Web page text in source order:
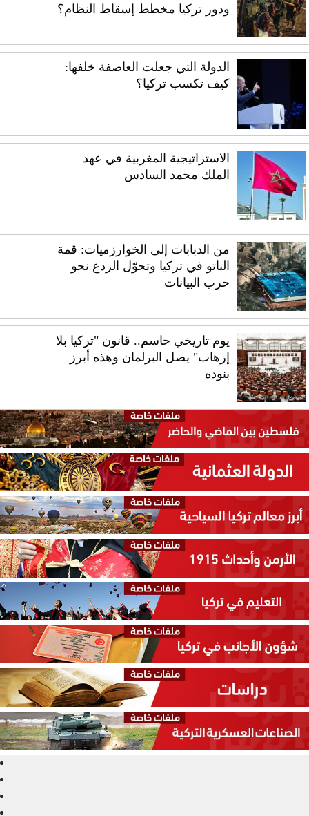
ودور تركيا مخطط إسقاط النظام؟
الدولة التي جعلت العاصفة خلفها:
كيف تكسب تركيا؟
الاستراتيجية المغربية في عهد
الملك محمد السادس
من الدبابات إلى الخوارزميات: قمة
الناتو في تركيا وتحوّل الردع نحو
حرب البيانات
يوم تاريخي حاسم.. قانون "تركيا بلا
إرهاب" يصل البرلمان وهذه أبرز
بنوده